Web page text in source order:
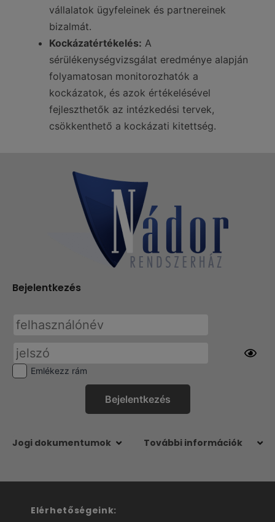
vállalatok ügyfeleinek és partnereinek
bizalmát.
Kockázatértékelés: A
sérülékenységvizsgálat eredménye alapján
folyamatosan monitorozhatók a
kockázatok, és azok értékelésével
fejleszthetők az intézkedési tervek,
csökkenthető a kockázati kitettség.
Bejelentkezés
Emlékezz rám
Jogi dokumentumok További információk
Elérhetőségeink: